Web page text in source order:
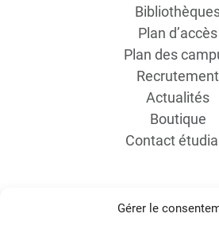
Gérer le
Plan d’accès
Plan des
Recrutement
Actualités
Boutique
Contact